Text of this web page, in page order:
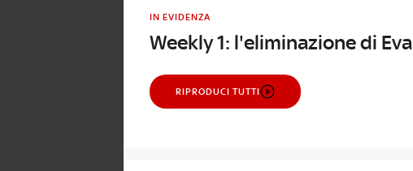
IN EVIDENZA
Weekly 1: l'eliminazione di Eva
RIPRODUCI TUTTI